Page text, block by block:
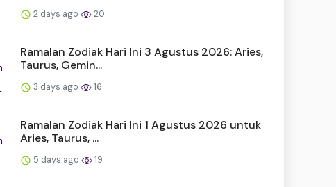
2 days ago 20
Ramalan Zodiak Hari Ini 3 Agustus 2026: Aries,
Taurus, Gemin...
3 days ago 16
Ramalan Zodiak Hari Ini 1 Agustus 2026 untuk
Aries, Taurus, ...
5 days ago 19